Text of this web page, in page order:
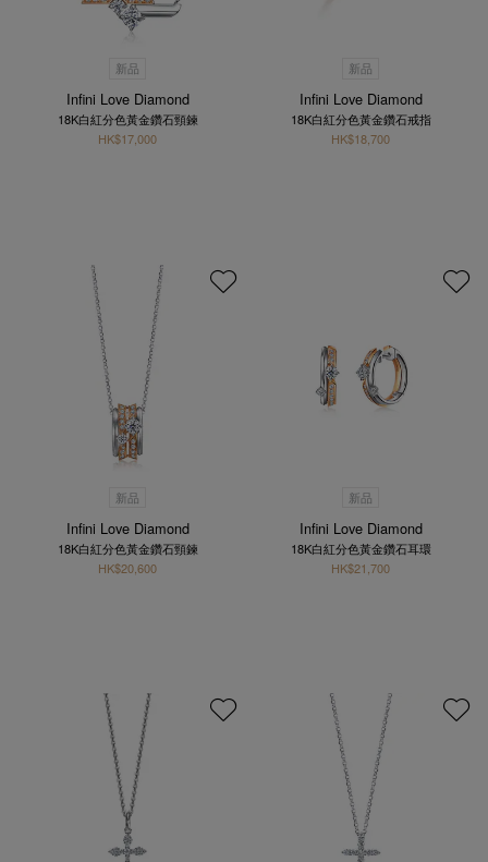
新品
Infini Love Diamond
18K白紅分色黃金鑽石頸鍊
HK$17,000
新品
Infini Love Diamond
18K白紅分色黃金鑽石戒指
HK$18,700
新品
Infini Love Diamond
18K白紅分色黃金鑽石頸鍊
HK$20,600
新品
Infini Love Diamond
18K白紅分色黃金鑽石耳環
HK$21,700